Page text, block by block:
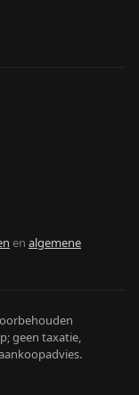
en algemene
geen taxatie,